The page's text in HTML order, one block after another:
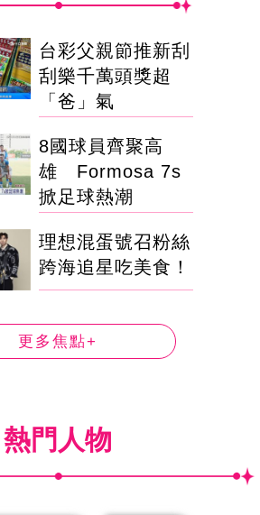
台彩父親節推新刮
刮樂千萬頭獎超
「爸」氣
8國球員齊聚高
雄 Formosa 7s
掀足球熱潮
理想混蛋號召粉絲
跨海追星吃美食！
更多焦點+
熱門人物